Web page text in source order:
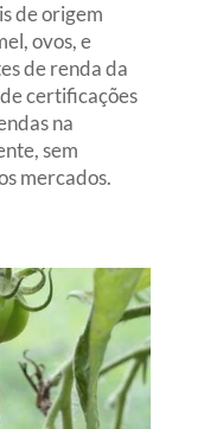
de origem
ovos, e
de renda da
certificações
na
sem
mercados.